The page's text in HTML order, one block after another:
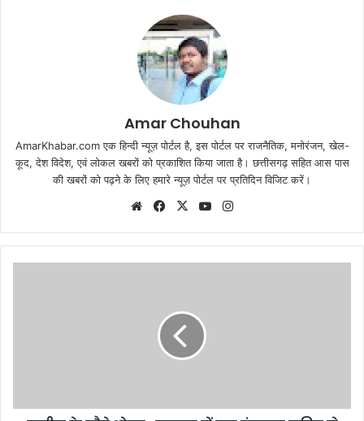
Amar Chouhan
AmarKhabar.com एक हिन्दी न्यूज़ पोर्टल है, इस पोर्टल पर राजनैतिक, मनोरंजन, खेल-
कूद, देश विदेश, एवं लोकल खबरों को प्रकाशित किया जाता है। छत्तीसगढ़ सहित आस पास
की खबरों को पढ़ने के लिए हमारे न्यूज़ पोर्टल पर प्रतिदिन विजिट करें।
WebsiteFacebook
X YouTube